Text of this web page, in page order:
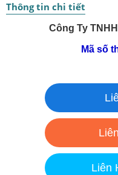
Thông tin chi tiết
Công Ty
Mã số
Liên